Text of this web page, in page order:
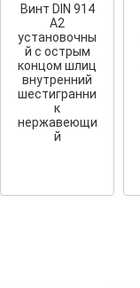
Винт DIN 914
А2
установочны
й с острым
концом шлиц
внутренний
шестигранни
к
нержавеющи
й